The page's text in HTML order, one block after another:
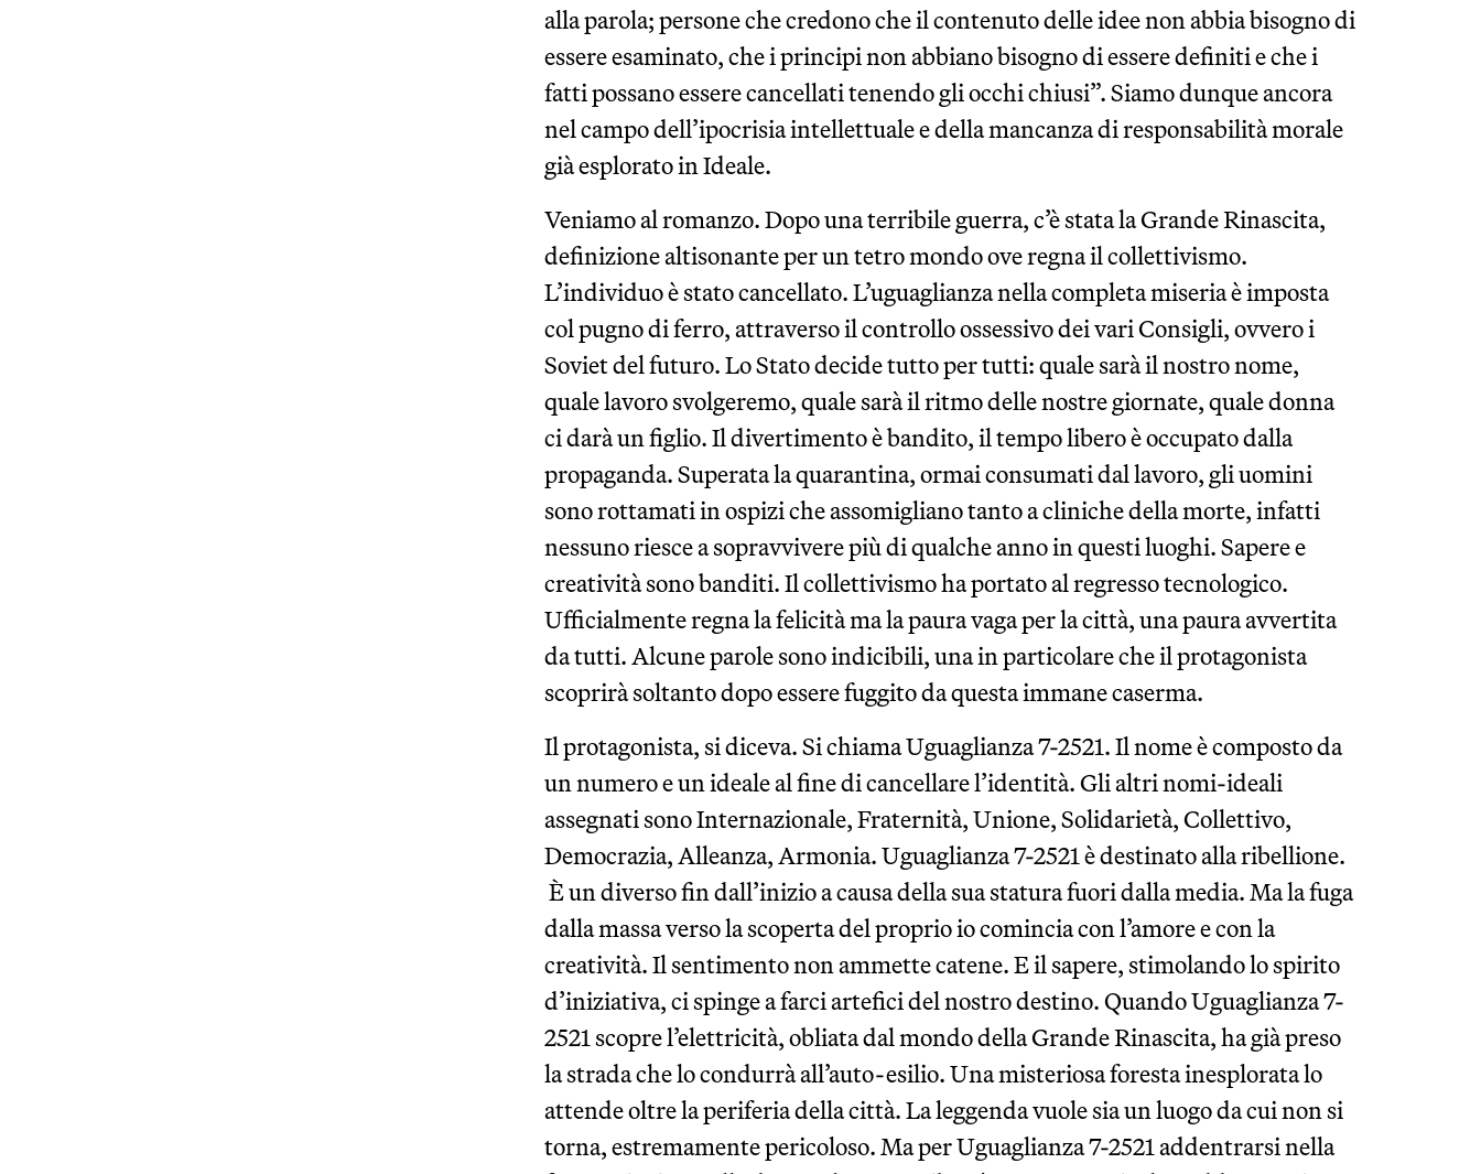
alla parola; persone che credono che il contenuto delle idee non abbia bisogno di
essere esaminato, che i principi non abbiano bisogno di essere definiti e che i
fatti possano essere cancellati tenendo gli occhi chiusi”. Siamo dunque ancora
nel campo dell’ipocrisia intellettuale e della mancanza di responsabilità morale
già esplorato in Ideale.
Veniamo al romanzo. Dopo una terribile guerra, c’è stata la Grande Rinascita,
definizione altisonante per un tetro mondo ove regna il collettivismo.
L’individuo è stato cancellato. L’uguaglianza nella completa miseria è imposta
col pugno di ferro, attraverso il controllo ossessivo dei vari Consigli, ovvero i
Soviet del futuro. Lo Stato decide tutto per tutti: quale sarà il nostro nome,
quale lavoro svolgeremo, quale sarà il ritmo delle nostre giornate, quale donna
ci darà un figlio. Il divertimento è bandito, il tempo libero è occupato dalla
propaganda. Superata la quarantina, ormai consumati dal lavoro, gli uomini
sono rottamati in ospizi che assomigliano tanto a cliniche della morte, infatti
nessuno riesce a sopravvivere più di qualche anno in questi luoghi. Sapere e
creatività sono banditi. Il collettivismo ha portato al regresso tecnologico.
Ufficialmente regna la felicità ma la paura vaga per la città, una paura avvertita
da tutti. Alcune parole sono indicibili, una in particolare che il protagonista
scoprirà soltanto dopo essere fuggito da questa immane caserma.
Il protagonista, si diceva. Si chiama Uguaglianza 7-2521. Il nome è composto da
un numero e un ideale al fine di cancellare l’identità. Gli altri nomi-ideali
assegnati sono Internazionale, Fraternità, Unione, Solidarietà, Collettivo,
Democrazia, Alleanza, Armonia. Uguaglianza 7-2521 è destinato alla ribellione.
È un diverso fin dall’inizio a causa della sua statura fuori dalla media. Ma la fuga
dalla massa verso la scoperta del proprio io comincia con l’amore e con la
creatività. Il sentimento non ammette catene. E il sapere, stimolando lo spirito
d’iniziativa, ci spinge a farci artefici del nostro destino. Quando Uguaglianza 7-
2521 scopre l’elettricità, obliata dal mondo della Grande Rinascita, ha già preso
la strada che lo condurrà all’auto-esilio. Una misteriosa foresta inesplorata lo
attende oltre la periferia della città. La leggenda vuole sia un luogo da cui non si
torna, estremamente pericoloso. Ma per Uguaglianza 7-2521 addentrarsi nella